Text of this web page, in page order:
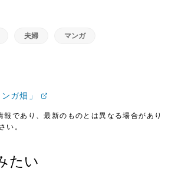
夫婦 マンガ
ガ畑」
であり、最新のものとは異なる場合があり
い。
たい